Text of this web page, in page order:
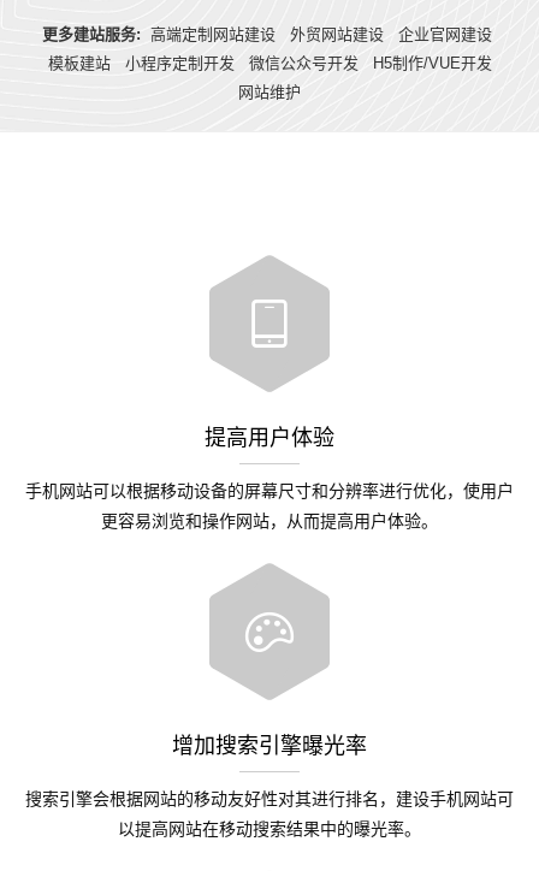
更多建站服务: 高端定制网站建设 外贸网站建设
企业官网建设
模板建站
小程序定制开发 微信公众号开发
H5制作/VUE开发
网站维护
提高用户体验
手机网站可以根据移动设备的屏幕尺寸和分辨率进行优化，使用户
更容易浏览和操作网站，从而提高用户体验。
增加搜索引擎曝光率
搜索引擎会根据网站的移动友好性对其进行排名，建设手机网站可
以提高网站在移动搜索结果中的曝光率。